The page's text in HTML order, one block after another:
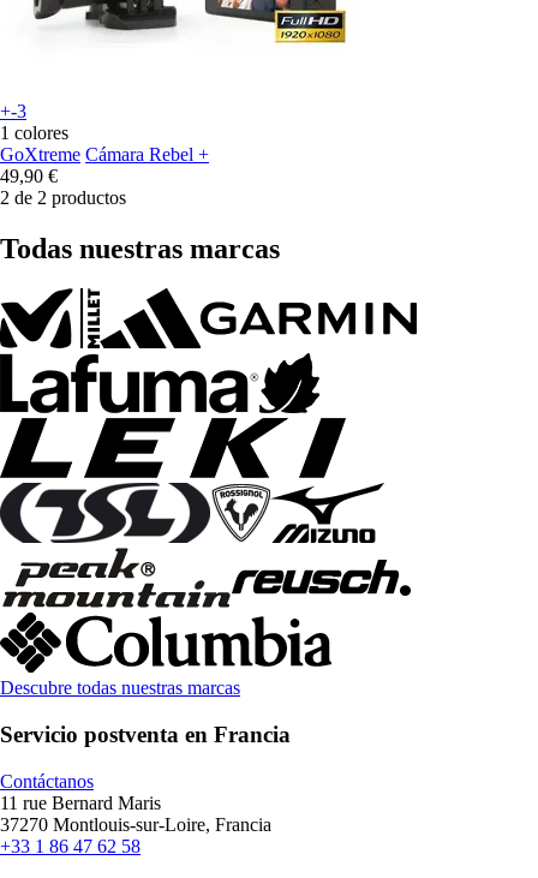
+-3
1 colores
GoXtreme Cámara Rebel +
49,90 €
2 de 2 productos
Todas nuestras marcas
Descubre todas nuestras marcas
Servicio postventa en Francia
Contáctanos
11 rue Bernard Maris
37270 Montlouis-sur-Loire, Francia
+33 1 86 47 62 58